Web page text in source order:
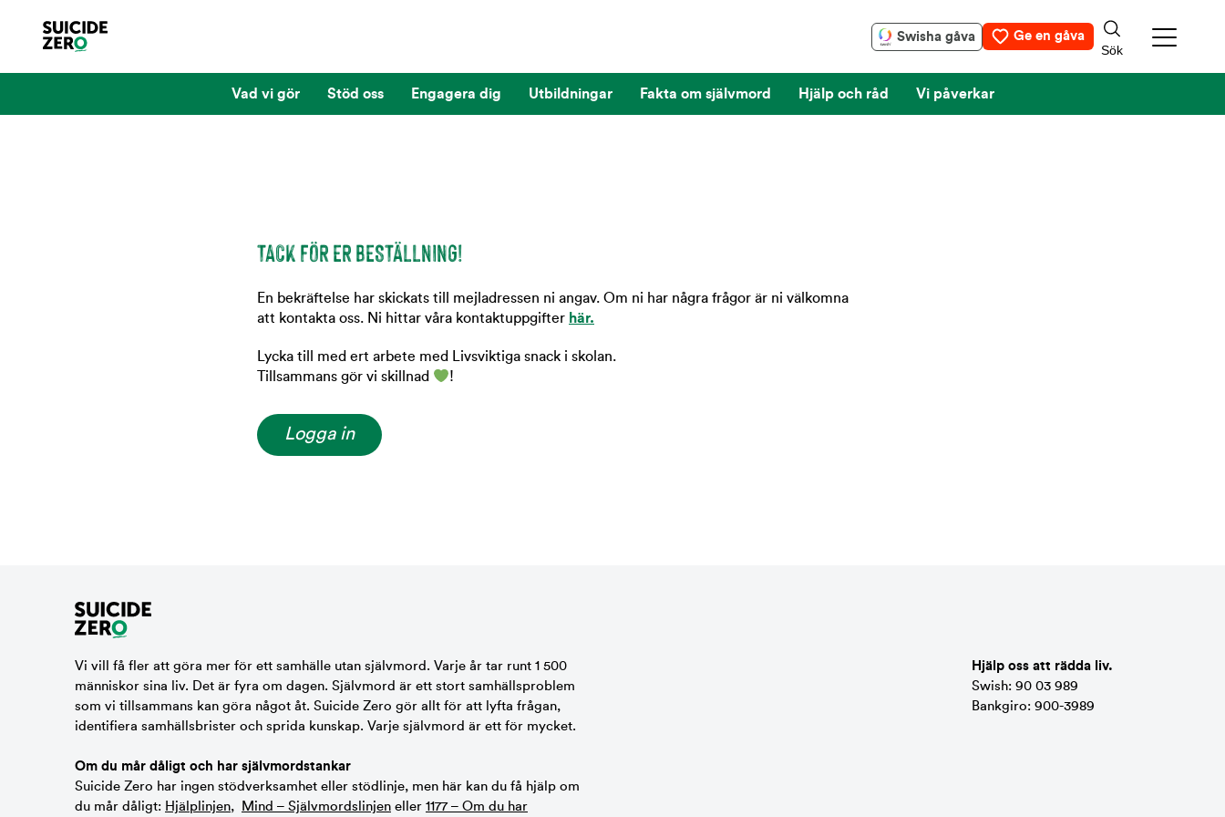
Swisha gåva Ge en gåva
Vad vi gör Stöd oss Engagera dig Utbildningar Fakta om självmord Hjälp och råd Vi påverkar
TACK FÖR ER BESTÄLLNING!
En bekräftelse har skickats till mejladressen ni angav. Om ni har några frågor är ni välkomna
att kontakta oss. Ni hittar våra kontaktuppgifter här.
Lycka till med ert arbete med Livsviktiga snack i skolan.
Tillsammans gör vi skillnad
!
Logga in
Vi vill få fler att göra mer för ett samhälle utan självmord. Varje år tar runt 1 500
människor sina liv. Det är fyra om dagen. Självmord är ett stort samhällsproblem
som vi tillsammans kan göra något åt. Suicide Zero gör allt för att lyfta frågan,
identifiera samhällsbrister och sprida kunskap. Varje självmord är ett för mycket.
Om du mår dåligt och har självmordstankar
Suicide Zero har ingen stödverksamhet eller stödlinje, men här kan du få hjälp om
du mår dåligt: Hjälplinjen, Mind – Självmordslinjen eller 1177 – Om du har
Hjälp oss att rädda liv.
Swish: 90 03 989
Bankgiro: 900-3989